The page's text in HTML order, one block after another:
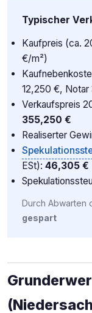
Typischer
Kaufpreis (ca.
€/m²)
12,250 €,
Verkaufspreis
355,250 €
Realiserter
ESt): 46,305 €
Durch Abwarten
gespart